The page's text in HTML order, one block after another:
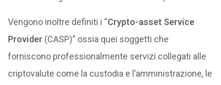
Vengono inoltre definiti i “Crypto-asset Service
Provider (CASP)” ossia quei soggetti che
forniscono professionalmente servizi collegati alle
criptovalute come la custodia e l’amministrazione, le